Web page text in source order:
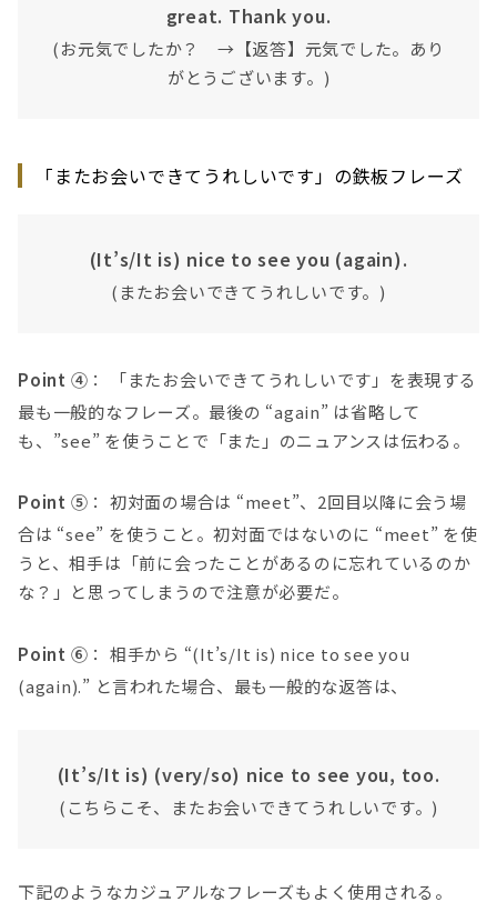
great. Thank you.
(お元気でしたか？ →【返答】元気でした。あり
がとうございます。)
「またお会いできてうれしいです」の鉄板フレーズ
(It’s/It is) nice to see you (again).
(またお会いできてうれしいです。)
Point ④ ： 「またお会いできてうれしいです」を表現する
最も一般的なフレーズ。最後の “again” は省略して
も、”see” を使うことで「また」のニュアンスは伝わる。
Point ⑤ ： 初対面の場合は “meet”、2回目以降に会う場
合は “see” を使うこと。初対面ではないのに “meet” を使
うと、相手は「前に会ったことがあるのに忘れているのか
な？」と思ってしまうので注意が必要だ。
Point ⑥ ： 相手から “(It’s/It is) nice to see you
(again).” と言われた場合、最も一般的な返答は、
(It’s/It is) (very/so) nice to see you, too.
(こちらこそ、またお会いできてうれしいです。)
下記のようなカジュアルなフレーズもよく使用される。